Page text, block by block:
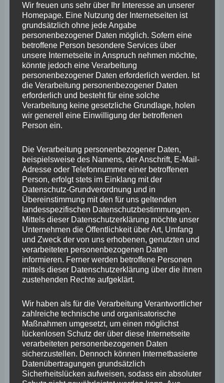
nicht – die Aufgaben nach §§ 24, 25, 5, Abs. 1, Nr. 4
LBKG zu erfüllen hat. Die „Laien“-Rolle wandelt sich
dann durch gesetzliche Stellung in eine Experten-Rolle.
Es wäre am Landrat gelegen gewesen, dafür Sorge zu
tragen, dass Alarm- und Einsatzpläne unter
Berücksichtigung von Starkregenereignissen aufgestellt
werden. Insbesondere vorbereitende Evakuierungspläne,
welche nach dem RAEP-Hochwasser zwingend
hätte die Einsatzleitung diese aus der Schublade holen
und umsetzen können. Ohne solche
Vorbereitungsplanungen auf Kreisebene sind komplexe
Evakuierungsmaßnahmen aber nicht umsetzbar. Zu
sagen, dass selbst bei Vorliegen solcher Pläne man aber
trotzdem nicht mit Gewissheit sagen könne, ob dann
Menschenleben hätten gerettet werden können,
unterläuft meines Erachtens das mit dem Gesetz
dargestellte Schutzziel, nämlich die Gewährleistung
Einschätzung der Staatsanwaltschaft Schule machen,
würde dies meines Erachtens dazu führen, dass quasi
jede Form von Unterlassen im Katastrophenfall als
straffrei zu rechtfertigen wäre. Ob dieser enge
Kausalitätsmaßstab in dem besonderen Fall staatlicher
Garantenstellung für Katastrophenfälle also tatsächlich
Wir freuen uns sehr über Ihr Interesse an unserer
Homepage. Eine Nutzung der Internetseiten ist
grundsätzlich ohne jede Angabe
personenbezogener Daten möglich. Sofern eine
betroffene Person besondere Services über
unsere Internetseite in Anspruch nehmen möchte,
könnte jedoch eine Verarbeitung
personenbezogener Daten erforderlich werden. Ist
die Verarbeitung personenbezogener Daten
erforderlich und besteht für eine solche
Verarbeitung keine gesetzliche Grundlage, holen
wir generell eine Einwilligung der betroffenen
Person ein.
Die Verarbeitung personenbezogener Daten,
beispielsweise des Namens, der Anschrift, E-Mail-
Adresse oder Telefonnummer einer betroffenen
Person, erfolgt stets im Einklang mit der
Datenschutz-Grundverordnung und in
Übereinstimmung mit den für uns geltenden
landesspezifischen Datenschutzbestimmungen.
Mittels dieser Datenschutzerklärung möchte unser
Unternehmen die Öffentlichkeit über Art, Umfang
und Zweck der von uns erhobenen, genutzten und
verarbeiteten personenbezogenen Daten
informieren. Ferner werden betroffene Personen
mittels dieser Datenschutzerklärung über die ihnen
zustehenden Rechte aufgeklärt.
Wir haben als für die Verarbeitung Verantwortlicher
zahlreiche technische und organisatorische
Maßnahmen umgesetzt, um einen möglichst
lückenlosen Schutz der über diese Internetseite
verarbeiteten personenbezogenen Daten
sicherzustellen. Dennoch können Internetbasierte
Datenübertragungen grundsätzlich
Sicherheitslücken aufweisen, sodass ein absoluter